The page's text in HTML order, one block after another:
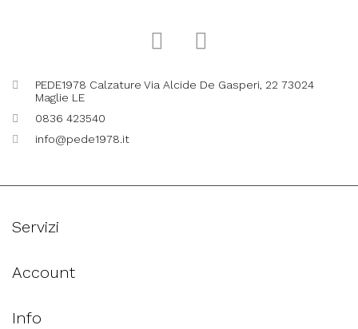
PEDE1978 Calzature Via Alcide De Gasperi, 22 73024
Maglie LE
0836 423540
info@pede1978.it
Servizi
Account
Info